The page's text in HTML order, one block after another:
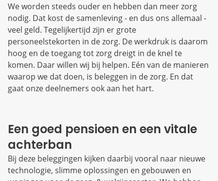
We worden steeds ouder en hebben dan meer zorg
nodig. Dat kost de samenleving - en dus ons allemaal -
veel geld. Tegelijkertijd zijn er grote
personeelstekorten in de zorg. De werkdruk is daarom
hoog en de toegang tot zorg dreigt in de knel te
komen. Daar willen wij bij helpen. Eén van de manieren
waarop we dat doen, is beleggen in de zorg. En dat
gaat onze deelnemers ook aan het hart.
Een goed pensioen en een vitale
achterban
Bij deze beleggingen kijken daarbij vooral naar nieuwe
technologie, slimme oplossingen en gebouwen en